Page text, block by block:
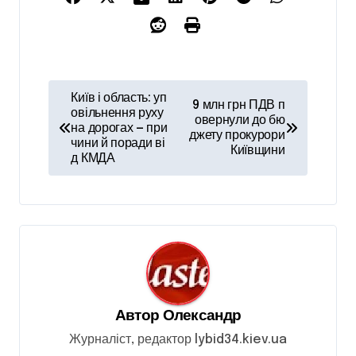
і
а
Київ і область: уп
овільнення руху
на дорогах — при
чини й поради ві
д КМДА
9 млн грн ПДВ п
овернули до бю
джету прокурори
Київщини
Автор Олександр
Журналіст, редактор lybid34.kiev.ua